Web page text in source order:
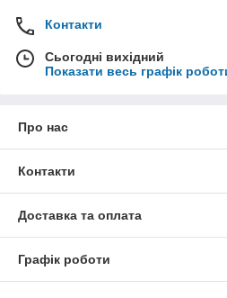
Контакти
Сьогодні вихідний
Показати весь графік
Про нас
Контакти
Доставка та оплата
Графік роботи